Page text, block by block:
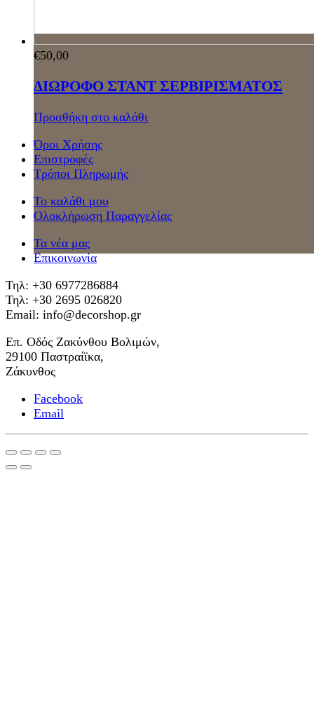
€50,00
ΔΙΩΡΟΦΟ ΣΤΑΝΤ ΣΕΡΒΙΡΙΣΜΑΤΟΣ
Προσθήκη στο καλάθι
Όροι Χρήσης
Επιστροφές
Τρόποι Πληρωμής
Το καλάθι μου
Ολοκλήρωση Παραγγελίας
Τα νέα μας
Επικοινωνία
Τηλ: +30 6977286884
Τηλ: +30 2695 026820
Email: info@decorshop.gr
Επ. Οδός Ζακύνθου Βολιμών,
29100 Παστραίϊκα,
Ζάκυνθος
Facebook
Email